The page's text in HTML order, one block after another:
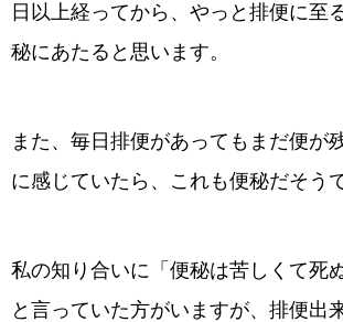
日以上経ってから、やっと排便に至
秘にあたると思います。
また、毎日排便があってもまだ便が
に感じていたら、これも便秘だそう
私の知り合いに「便秘は苦しくて死
と言っていた方がいますが、排便出